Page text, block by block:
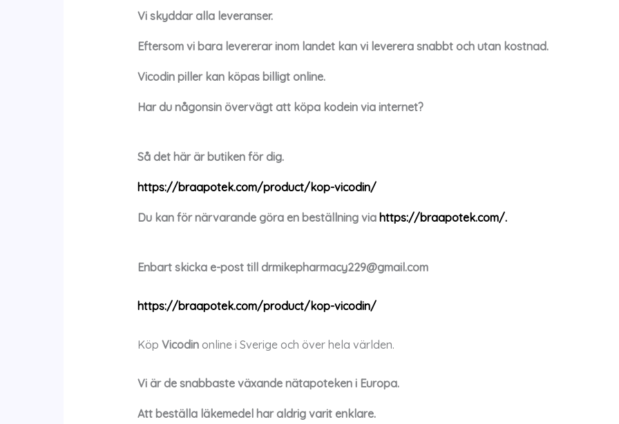
Vi skyddar alla leveranser.
Eftersom vi bara levererar inom landet kan vi leverera snabbt och utan kostnad.
Vicodin piller kan köpas billigt online.
Har du någonsin övervägt att köpa kodeinvia internet?
Så det här är butiken för dig.
https://braapotek.com/product/kop-vicodin/
Du kan för närvarande göra en beställning via https://braapotek.com/.
Enbart skicka e-post till drmikepharmacy229@gmail.com
https://braapotek.com/product/kop-vicodin/
Köp Vicodin online i Sverige och över hela världen.
Vi är de snabbaste växande nätapoteken i Europa.
Att beställa läkemedel har aldrig varit enklare.